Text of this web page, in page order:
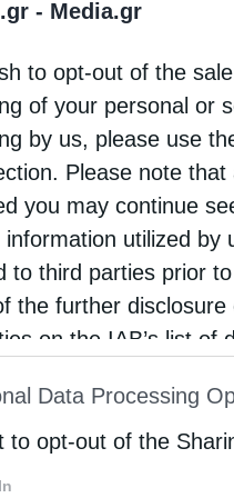
- Media.gr
to opt-out of the
of your personal or
by us, please use
Please note
you may continue
information utilized by
to third parties prior
the further
on the IAB’s list of
of Downstream
parties.
Data Processing
to opt-out of the
στους
Πανηγυρικός
Άρτης κ.
…